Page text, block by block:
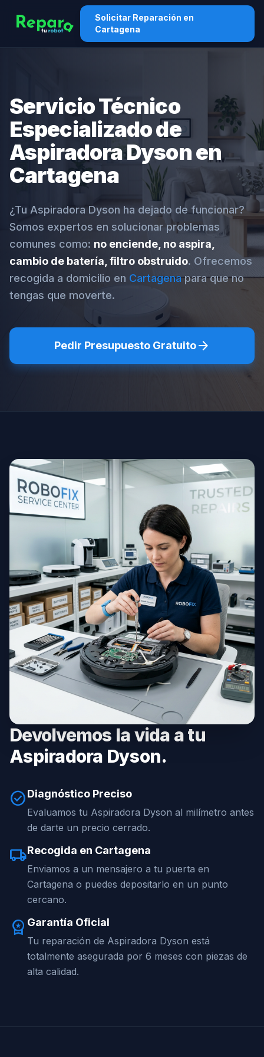
Solicitar Reparación en
Cartagena
Servicio Técnico
Especializado de
Aspiradora Dyson en
Cartagena
¿Tu Aspiradora Dyson ha dejado de funcionar?
Somos expertos en solucionar problemas
comunes como: no enciende, no aspira,
cambio de batería, filtro obstruido. Ofrecemos
recogida a domicilio en Cartagenapara que no
tengas que moverte.
Pedir Presupuesto Gratuitoarrow_forward
Devolvemos la vida a tu
Aspiradora Dyson.
check_circleDiagnóstico Preciso
Evaluamos tu Aspiradora Dyson al milímetro antes
de darte un precio cerrado.
local_shippingRecogida en Cartagena
Enviamos a un mensajero a tu puerta en
Cartagena o puedes depositarlo en un punto
cercano.
workspace_premium Garantía Oficial
Tu reparación de Aspiradora Dyson está
totalmente asegurada por 6 meses con piezas de
alta calidad.